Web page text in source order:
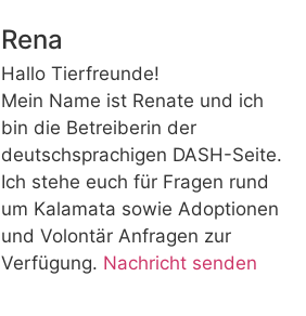
Rena
Hallo Tierfreunde!
Mein Name ist Renate und ich
bin die Betreiberin der
deutschsprachigen DASH-Seite.
Ich stehe euch für Fragen rund
um Kalamata sowie Adoptionen
und Volontär Anfragen zur
Verfügung. Nachricht senden